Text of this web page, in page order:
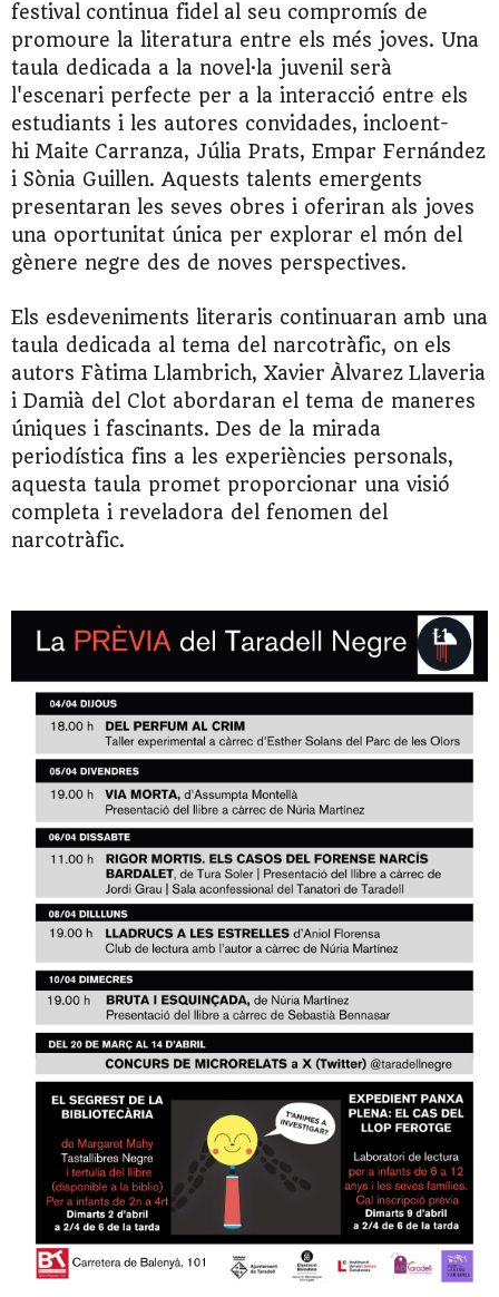
festival continua fidel al seu compromís de
promoure la literatura entre els més joves. Una
taula dedicada a la novel·la juvenil serà
l'escenari perfecte per a la interacció entre els
estudiants i les autores convidades, incloent-
hi Maite Carranza, Júlia Prats, Empar Fernández
i Sònia Guillen. Aquests talents emergents
presentaran les seves obres i oferiran als joves
una oportunitat única per explorar el món del
gènere negre des de noves perspectives.
Els esdeveniments literaris continuaran amb una
taula dedicada al tema del narcotràfic, on els
autors Fàtima Llambrich, Xavier Àlvarez Llaveria
i Damià del Clot abordaran el tema de maneres
úniques i fascinants. Des de la mirada
periodística fins a les experiències personals,
aquesta taula promet proporcionar una visió
completa i reveladora del fenomen del
narcotràfic.